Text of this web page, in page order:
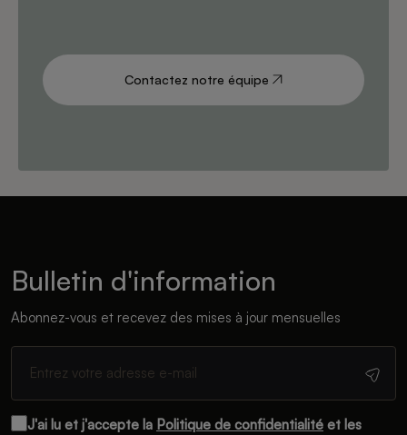
Contactez notre équipe
Bulletin d'information
Abonnez-vous et recevez des mises à jour mensuelles
J'ai lu et j'accepte la Politique de confidentialité et les